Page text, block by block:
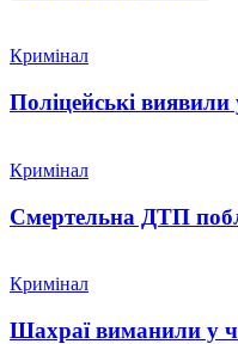
Кримінал
Поліцейські
Кримінал
Смертельна ДТП
Кримінал
Шахраї виманили у